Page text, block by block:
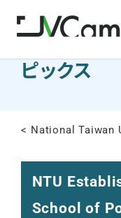
National
ピックス
< National Taiwan
NTU
School of